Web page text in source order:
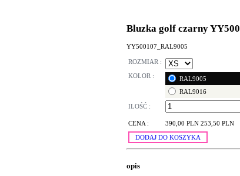
Bluzka golf czarny
YY500107_RAL9005
ROZMIAR :
KOLOR :
RAL9005
RAL9016
ILOŚĆ :
CENA : 390,00 PLN 253,50 PLN
DODAJ DO KOSZYKA
opis